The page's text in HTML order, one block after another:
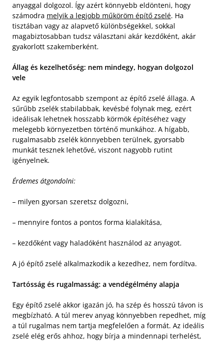
anyaggal dolgozol. Így azért könnyebb eldönteni, hogy
számodra melyik a legjobb műköröm építő zselé. Ha
tisztában vagy az alapvető különbségekkel, sokkal
magabiztosabban tudsz választani akár kezdőként, akár
gyakorlott szakemberként.
Állag és kezelhetőség: nem mindegy, hogyan dolgozol
vele
Az egyik legfontosabb szempont az építő zselé állaga. A
sűrűbb zselék stabilabbak, kevésbé folynak meg, ezért
ideálisak lehetnek hosszabb körmök építéséhez vagy
melegebb környezetben történő munkához. A hígabb,
rugalmasabb zselék könnyebben terülnek, gyorsabb
munkát tesznek lehetővé, viszont nagyobb rutint
igényelnek.
Érdemes átgondolni:
– milyen gyorsan szeretsz dolgozni,
– mennyire fontos a pontos forma kialakítása,
– kezdőként vagy haladóként használod az anyagot.
A jó építő zselé alkalmazkodik a kezedhez, nem fordítva.
Tartósság és rugalmasság: a vendégélmény alapja
Egy építő zselé akkor igazán jó, ha szép és hosszú távon is
megbízható. A túl merev anyag könnyebben repedhet, míg
a túl rugalmas nem tartja megfelelően a formát. Az ideális
zselé elég erős ahhoz, hogy bírja a mindennapi terhelést,